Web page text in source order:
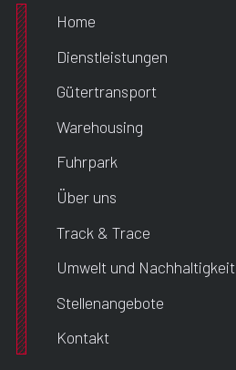
Home
Dienstleistungen
Gütertransport
Warehousing
Fuhrpark
Über uns
Track & Trace
Umwelt und Nachhaltigkeit
Stellenangebote
Kontakt